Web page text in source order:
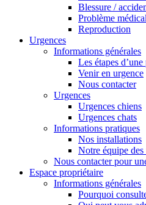
Blessure /
Problème médical
Reproduction
Urgences
Informations générales
Les étapes
Venir en urgence
Nous contacter
Urgences
Urgences chiens
Urgences chats
Informations pratiques
Nos installations
Notre équipe des
Nous contacter pour
Espace propriétaire
Informations générales
Pourquoi